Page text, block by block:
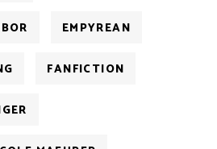
EMPYREAN
FANFICTION